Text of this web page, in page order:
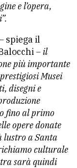
e l’opera,
spiega il
– il
più importante
Musei
disegni e
fino al primo
opere donate
lustro a Santa
culturale
sarà quindi